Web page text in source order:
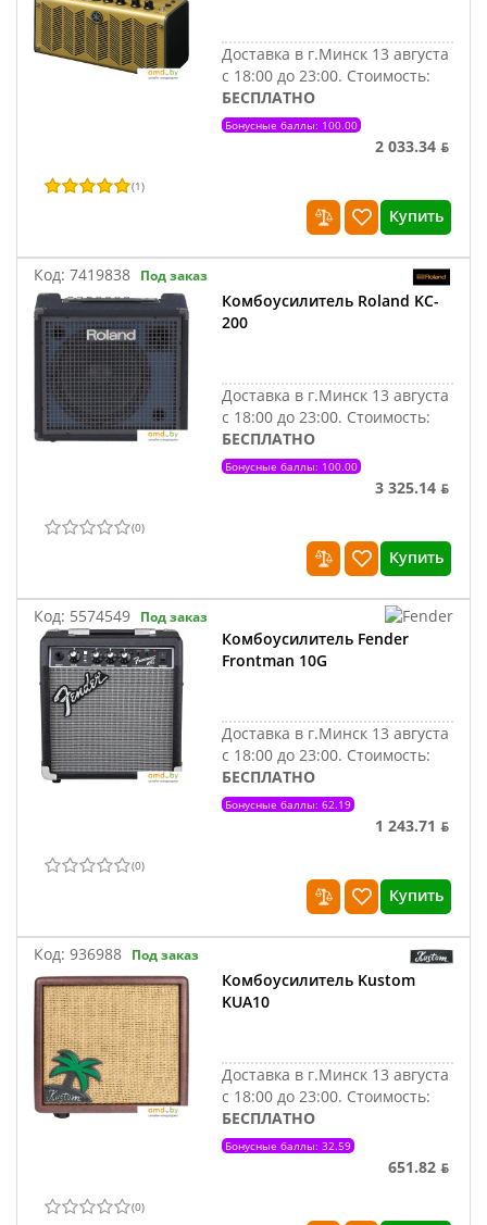
Доставка в г.Минск 13 августа
с 18:00 до 23:00. Стоимость:
БЕСПЛАТНО
Бонусные баллы: 100.00
2 033.34 ƃ
(1)
Купить
Код: 7419838 Под заказ
Комбоусилитель Roland KC-
200
Доставка в г.Минск 13 августа
с 18:00 до 23:00. Стоимость:
БЕСПЛАТНО
Бонусные баллы: 100.00
3 325.14 ƃ
(0)
Купить
Код: 5574549 Под заказ
Комбоусилитель Fender
Frontman 10G
Доставка в г.Минск 13 августа
с 18:00 до 23:00. Стоимость:
БЕСПЛАТНО
Бонусные баллы: 62.19
1 243.71 ƃ
(0)
Купить
Код: 936988 Под заказ
Комбоусилитель Kustom
KUA10
Доставка в г.Минск 13 августа
с 18:00 до 23:00. Стоимость:
БЕСПЛАТНО
Бонусные баллы: 32.59
651.82 ƃ
(0)